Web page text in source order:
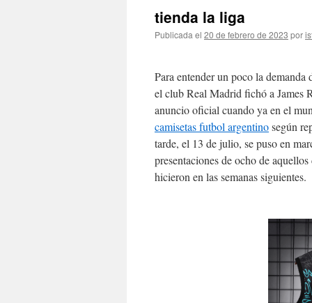
tienda la liga
Publicada el 20 de febrero de 2023 por
Para entender un poco la demanda
el club Real Madrid fichó a James
anuncio oficial cuando ya en el
camisetas futbol argentinosegún
tarde, el 13 de julio, se puso en
presentaciones de ocho de
hicieron en las semanas siguientes.